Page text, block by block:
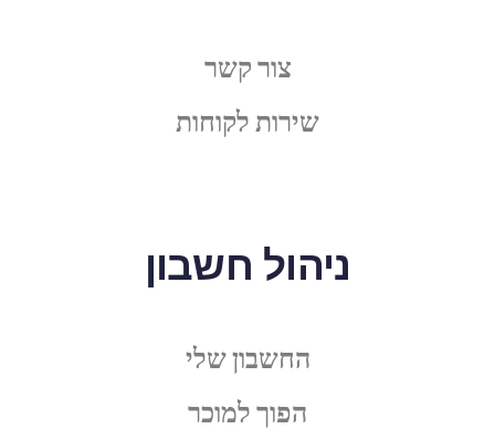
צור קשר
שירות לקוחות
ניהול חשבון
החשבון שלי
הפוך למוכר